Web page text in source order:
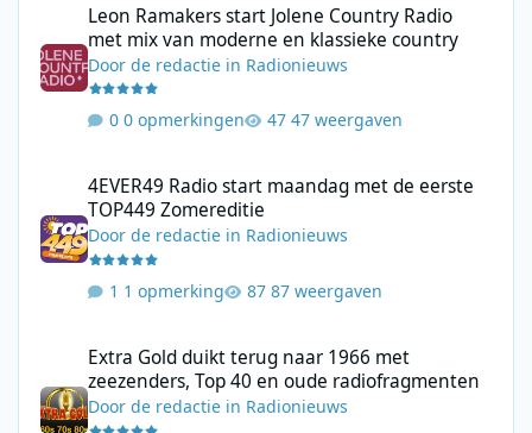
Leon Ramakers start Jolene Country Radio
met mix van moderne en klassieke country
Doorde redactie in Radionieuws
0 opmerkingen 47 weergaven
4EVER49 Radio start maandag met de eerste
TOP449 Zomereditie
Doorde redactie in Radionieuws
1 opmerking 87 weergaven
Extra Gold duikt terug naar 1966 met
zeezenders, Top 40 en oude radiofragmenten
Doorde redactie in Radionieuws